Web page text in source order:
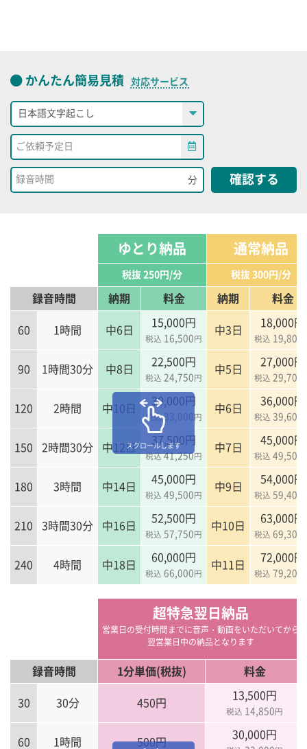
かんたん簡易見積 対応サービス
日本語文字起こし
分 確認する
ゆとり納品 通常納品
税抜 250円/分 税抜 300円/分
録音時間 納期 料金 納期 料金
60 1時間 中6日
15,000円
税込 16,500 円
中3日
18,000円
税込 19,800
90 1時間30分 中8日
22,500円
税込 24,750 円
中5日
27,000円
税込 29,700
120 2時間 中10日
30,000円
税込33,000 円
中6日
36,000円
税込 39,600
150 2時間30分 中12日
37,500円
税込41,250円
中7日
45,000円
税込 49,500
180 3時間 中14日
45,000円
税込 49,500 円
中9日
54,000円
税込 59,400
210 3時間30分 中16日
52,500円
税込 57,750 円
中10日
63,000円
税込 69,300
240 4時間 中18日
60,000円
税込 66,000 円
中11日
72,000円
税込 79,200
スクロールします
超特急翌日納品
営業日の受付時間までに音声・動画をいただいてから
翌営業日中の納品となります
録音時間 1分単価(税抜) 料金
30 30分 450円
13,500円
税込 14,850 円
60 1時間 500円
30,000円